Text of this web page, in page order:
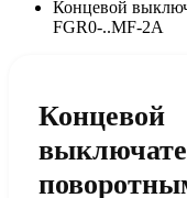
Концевой
FGR0-..MF-2A
Концевой